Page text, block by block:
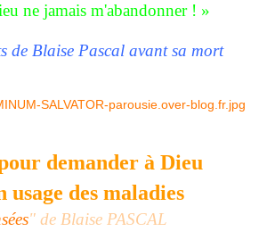
ne jamais m'abandonner ! »
de Blaise Pascal avant sa mort
demander à Dieu
usage des maladies
" de Blaise PASCAL